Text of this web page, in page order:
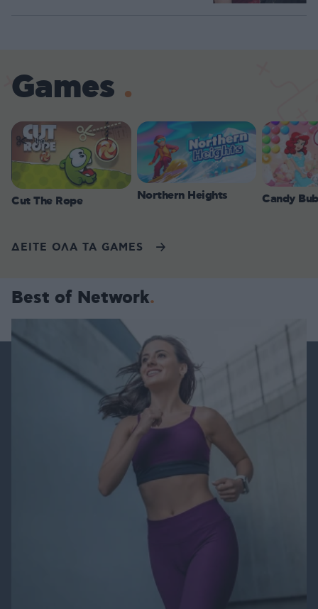
Games
Cut The Rope Northern Heights Candy
ΔΕΙΤΕ ΟΛΑ ΤΑ GAMES
Best of Network